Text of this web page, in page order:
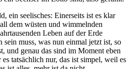
ein seelisches: Einerseits ist es klar
dem wüsten und wimmelnden
Leben auf der Erde
sein muss, was nun einmal jetzt ist, so
und genau das sind im Moment eben
tatsächlich nur, das ist simpel, weil es